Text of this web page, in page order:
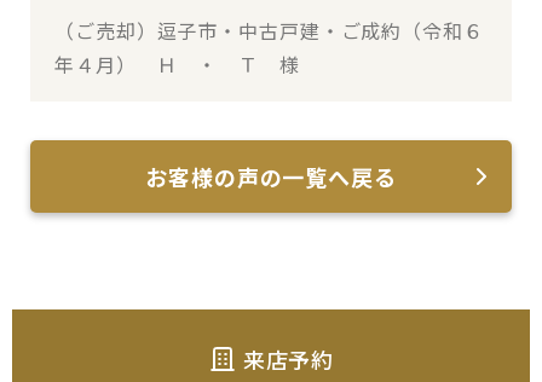
（ご売却）逗子市・中古戸建・ご成約（令和６
年４月） Ｈ ・ Ｔ 様
お客様の声の一覧へ戻る
来店予約